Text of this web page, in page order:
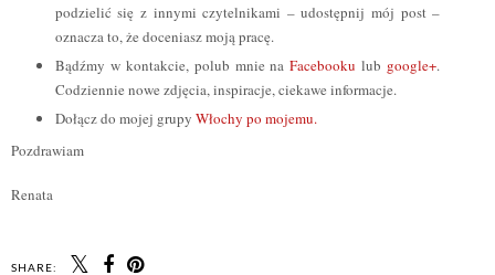
podzielić się z innymi czytelnikami – udostępnij mój post –
oznacza to, że doceniasz moją pracę.
Bądźmy w kontakcie, polub mnie naFacebooku lub google+.
Codziennie nowe zdjęcia, inspiracje, ciekawe informacje.
Dołącz do mojej grupy Włochy po mojemu.
Pozdrawiam
Renata
SHARE: